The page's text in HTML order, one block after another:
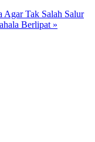
Agar Tak Salah Salur
Berlipat »